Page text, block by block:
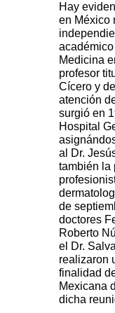
Hay
en México
Medicina
profesor
Cícero y
atención
surgió en
Hospital
al Dr.
también la
de
doctores
Roberto
el Dr.
realizaron
finalidad
Mexicana
dicha